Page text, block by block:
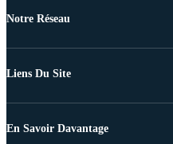
Notre Réseau
Liens Du Site
En Savoir Davantage